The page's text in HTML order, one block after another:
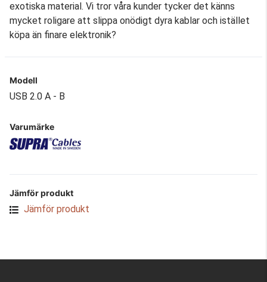
exotiska material. Vi tror våra kunder tycker det känns
mycket roligare att slippa onödigt dyra kablar och istället
köpa än finare elektronik?
Modell
USB 2.0 A - B
Varumärke
Jämför produkt
Jämför produkt